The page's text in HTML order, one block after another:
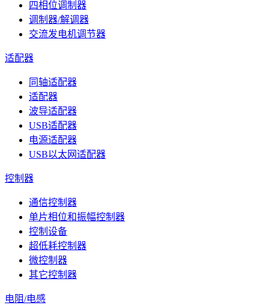
四相位调制器
调制器/解调器
交流发电机调节器
适配器
同轴适配器
适配器
波导适配器
USB适配器
电源适配器
USB以太网适配器
控制器
通信控制器
单片相位和振幅控制器
控制设备
超低耗控制器
微控制器
其它控制器
电阻/电感